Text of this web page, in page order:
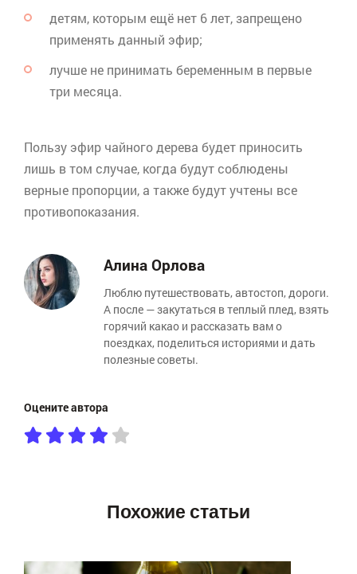
детям, которым ещё нет 6 лет, запрещено
применять данный эфир;
лучше не принимать беременным в первые
три месяца.
Пользу эфир чайного дерева будет приносить
лишь в том случае, когда будут соблюдены
верные пропорции, а также будут учтены все
противопоказания.
Алина Орлова
Люблю путешествовать, автостоп, дороги.
А после — закутаться в теплый плед, взять
горячий какао и рассказать вам о
поездках, поделиться историями и дать
полезные советы.
Оцените автора
Похожие статьи